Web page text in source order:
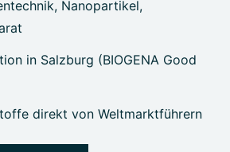
Nanopartikel,
in Salzburg (BIOGENA Good
direkt von Weltmarktführern